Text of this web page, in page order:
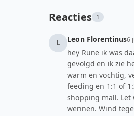
Reacties 1
L Leon Florentinus6
hey Rune ik was
gevolgd en ik zie
warm en vochtig,
feeding en 1:1 of
shopping mall. Let
wennen. Wind